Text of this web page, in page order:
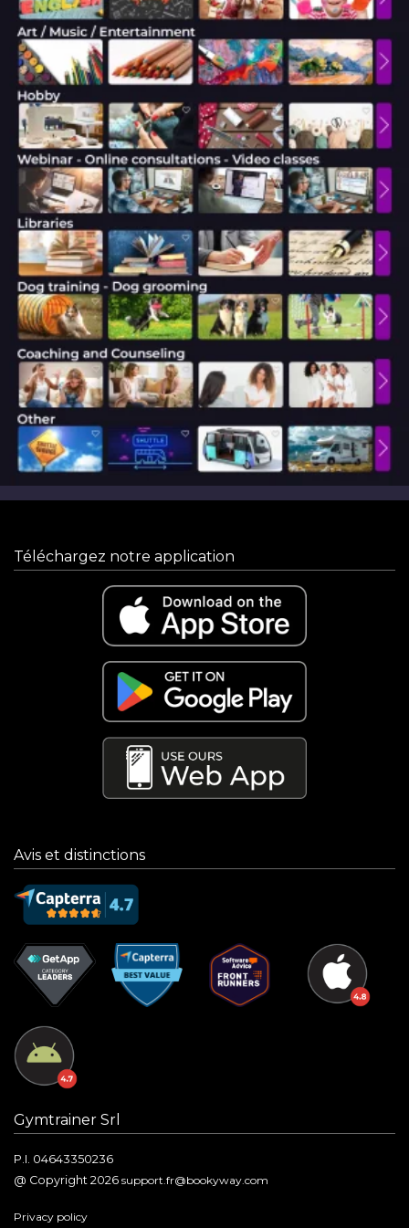
Téléchargez notre application
Avis et distinctions
Gymtrainer Srl
P.I. 04643350236
@ Copyright 2026 support.fr@bookyway.com
Privacy policy